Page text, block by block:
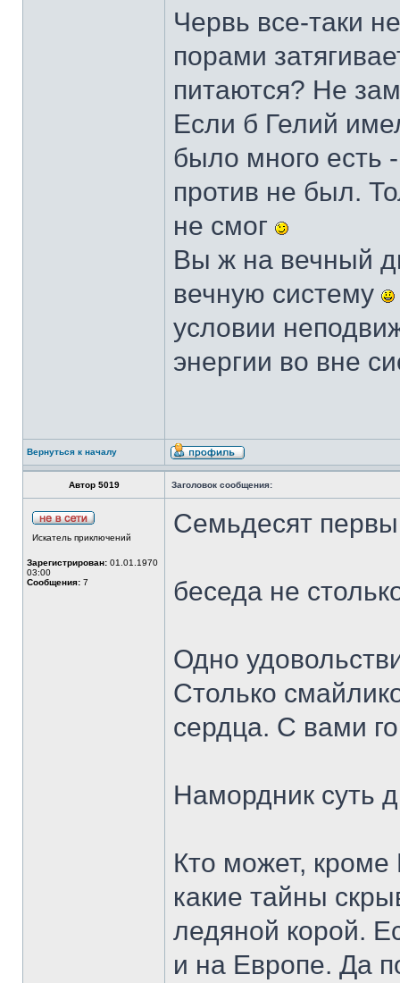
Червь все-таки
порами
питаются? Не
Если б Гелий
было много есть
против не был.
не смог
Вы ж на вечный
вечную систему
условии
энергии во вне
Вернуться к началу
Автор 5019 Заголовок сообщения:
Искатель приключений
Зарегистрирован: 01.01.1970
03:00
Сообщения: 7
Семьдесят
беседа не
Одно
Столько
сердца. С вами
Намордник суть
Кто может, кроме
какие тайны
ледяной корой.
и на Европе. Да